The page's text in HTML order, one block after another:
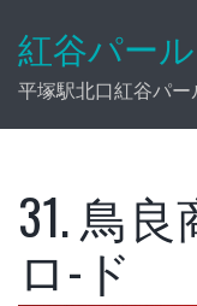
紅谷パー
平塚駅北口紅谷パ
31. 鳥
ロ-ド